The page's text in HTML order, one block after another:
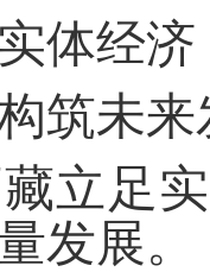
体经济
筑未
立足
发展。